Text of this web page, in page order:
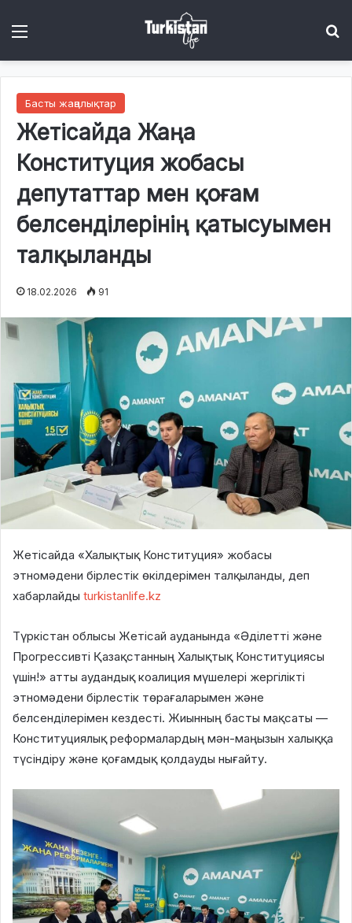
Басты жаңалықтар
Жетісайда Жаңа
Конституция жобасы
депутаттар мен қоғам
белсенділерінің қатысуымен
талқыланды
18.02.2026 91
Жетісайда «Халықтық Конституция» жобасы
этномәдени бірлестік өкілдерімен талқыланды, деп
хабарлайды turkistanlife.kz
Түркістан облысы Жетісай ауданында «Әділетті және
Прогрессивті Қазақстанның Халықтық Конституциясы
үшін!» атты аудандық коалиция мүшелері жергілікті
этномәдени бірлестік төрағаларымен және
белсенділерімен кездесті. Жиынның басты мақсаты —
Конституциялық реформалардың мән-маңызын халыққа
түсіндіру және қоғамдық қолдауды нығайту.